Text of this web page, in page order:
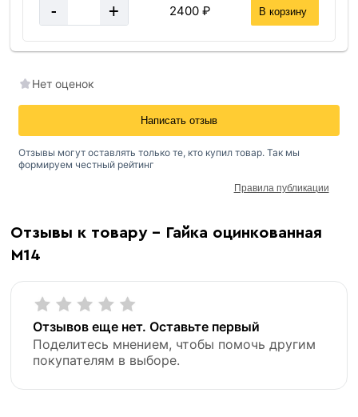
- + 2400 ₽ В корзину
Отзывы к товару - Гайка оцинкованная
М14
Отзывов еще нет. Оставьте первый
Поделитесь мнением, чтобы помочь другим
покупателям в выборе.
Нет оценок
Написать отзыв
Отзывы могут оставлять только те, кто купил товар. Так мы
формируем честный рейтинг
Правила публикации